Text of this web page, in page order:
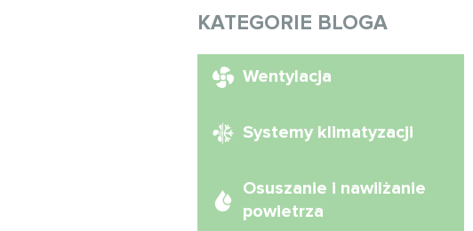
KATEGORIE BLOGA
Wentylacja
Systemy klimatyzacji
Osuszanie i nawilżanie
powietrza